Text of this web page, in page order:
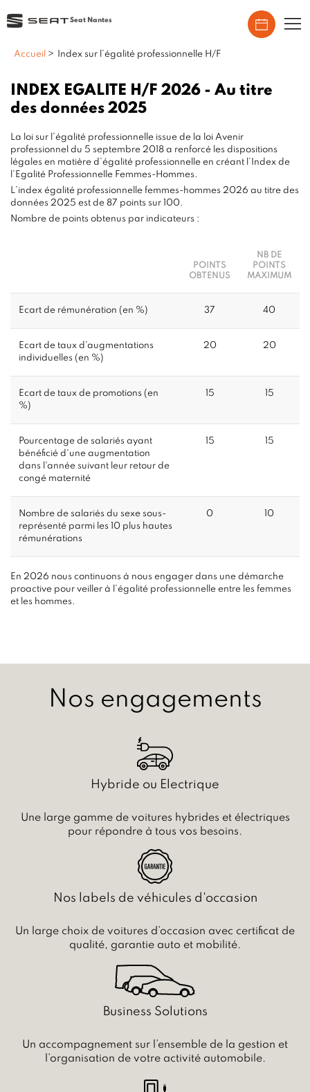
Seat Nantes
Accueil > Index sur l’égalité professionnelle H/F
INDEX EGALITE H/F 2026 - Au titre
des données 2025
La loi sur l’égalité professionnelle issue de la loi Avenir
professionnel du 5 septembre 2018 a renforcé les dispositions
légales en matière d’égalité professionnelle en créant l’Index de
l’Egalité Professionnelle Femmes-Hommes.
L’index égalité professionnelle femmes-hommes 2026 au titre des
données 2025 est de 87 points sur 100.
Nombre de points obtenus par indicateurs :
POINTS
OBTENUS
NB DE
POINTS
MAXIMUM
Ecart de rémunération (en %) 37 40
Ecart de taux d'augmentations
individuelles (en %)
20 20
Ecart de taux de promotions (en
%)
15 15
Pourcentage de salariés ayant
bénéficié d'une augmentation
dans l'année suivant leur retour de
congé maternité
15 15
Nombre de salariés du sexe sous-
représenté parmi les 10 plus hautes
rémunérations
0 10
En 2026 nous continuons à nous engager dans une démarche
proactive pour veiller à l’égalité professionnelle entre les femmes
et les hommes.
Nos engagements
Hybride ou Electrique
Une large gamme de voitures hybrides et électriques
pour répondre à tous vos besoins.
Nos labels de véhicules d'occasion
Un large choix de voitures d’occasion avec certificat de
qualité, garantie auto et mobilité.
Business Solutions
Un accompagnement sur l’ensemble de la gestion et
l’organisation de votre activité automobile.